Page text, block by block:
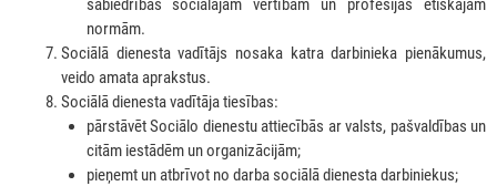
sabiedrības sociālajām vērtībām un profesijas ētiskajām
normām.
Sociālā dienesta vadītājs nosaka katra darbinieka pienākumus,
veido amata aprakstus.
Sociālā dienesta vadītāja tiesības:
pārstāvēt Sociālo dienestu attiecībās ar valsts, pašvaldības un
citām iestādēm un organizācijām;
pieņemt un atbrīvot no darba sociālā dienesta darbiniekus;